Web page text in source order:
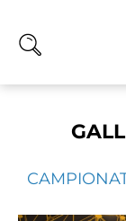
Calendario
News